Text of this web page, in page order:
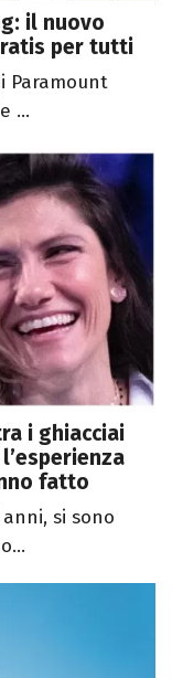
il nuovo
per tutti
Paramount
...
i ghiacciai
fatto
si sono